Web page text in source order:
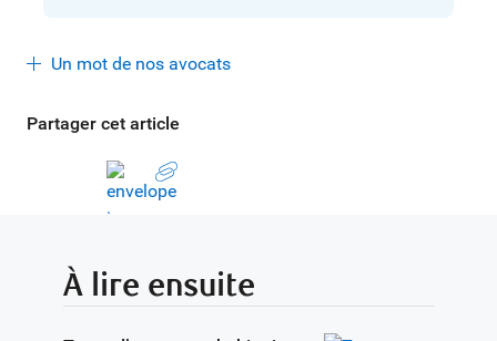
Partager cet article
Un mot de nos avocats
À lire ensuite